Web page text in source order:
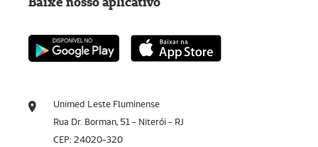
Unimed Leste Fluminense
Rua Dr. Borman, 51 - Niterói - RJ
CEP: 24020-320